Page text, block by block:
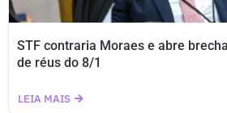
STF contraria Moraes e abre
de réus do 8/1
LEIA MAIS